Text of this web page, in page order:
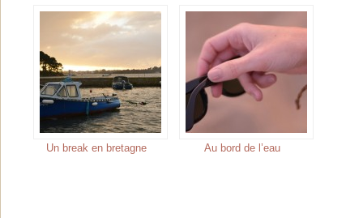
Un break en bretagne Au bord de l’eau